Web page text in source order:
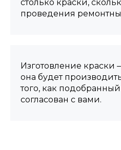
столько краски,
проведения
Изготовление краски
она будет
того, как
согласован с вами.